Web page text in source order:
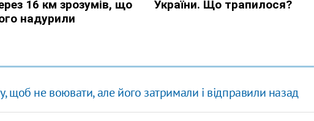
щоб не воювати, але його затримали і відправили назад